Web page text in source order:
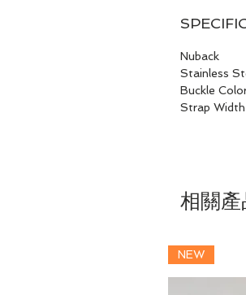
Nuback
Stainless
Buckle
Strap
相關產
NEW